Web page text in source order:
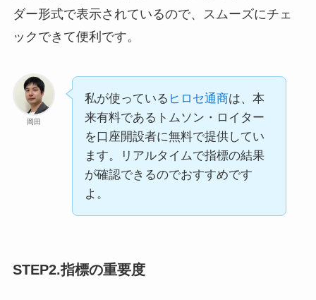
ダー形式で表示されているので、スムーズにチェ
ックできて便利です。
岡田
私が使っている ヒロセ通商は、本
来有料であるトムソン・ロイター
を口座開設者に無料で提供してい
ます。リアルタイムで指標の結果
が確認できるのでおすすめです
よ。
STEP2.指標の重要度